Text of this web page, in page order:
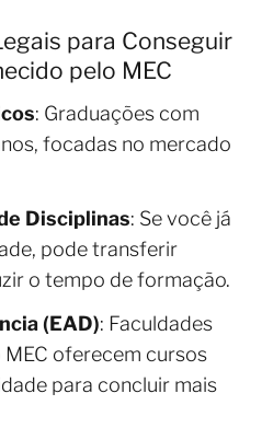
para Conseguir
pelo MEC
: Graduações com
focadas no mercado
Disciplinas: Se você já
pode transferir
o tempo de formação.
(EAD): Faculdades
oferecem cursos
para concluir mais